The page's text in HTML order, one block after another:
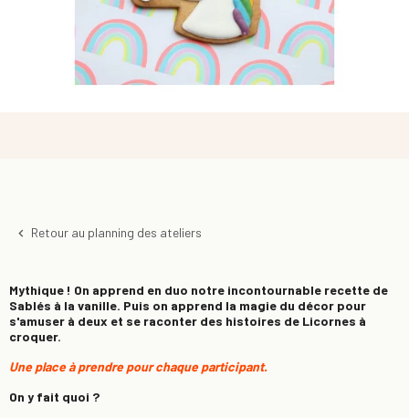
keyboard_arrow_left Retour au planning des ateliers
Mythique ! On apprend en duo notre incontournable recette de
Sablés à la vanille. Puis on apprend la magie du décor pour
s'amuser à deux et se raconter des histoires de Licornes à
croquer.
Une place à prendre pour chaque participant.
On y fait quoi ?